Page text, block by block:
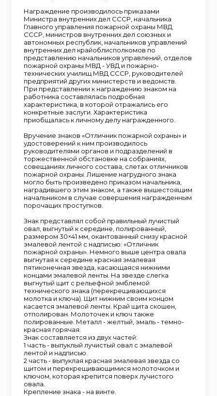
Награждение производилось приказами
Министра внутренних дел СССР, начальника
Главного управления пожарной охраны МВД
СССР, министров внутренних дел союзных и
автономных республик, начальников управлений
внутренних дел крайоблисполкомов по
представлению начальников управлений, отделов
пожарной охраны МВД - УВД и пожарно-
технических училищ МВД СССР, руководителей
предприятий других министерств и ведомств.
При представлении к награждению знаком на
работника составлялась подробная
характеристика, в которой отражались его
конкретные заслуги. Характеристика
приобщалась к личному делу награжденного.
Вручение знаков «Отличник пожарной охраны» и
удостоверений к ним производилось
руководителями органов и подразделений в
торжественной обстановке на собраниях,
совещаниях личного состава, слетах отличников
пожарной охраны. Лишение нагрудного знака
могло быть произведено приказом начальника,
наградившего этим знаком, а также вышестоящим
начальником в случае совершения награжденным
порочащих проступков.
Знак представлял собой правильный лучистый
овал, выгнутый к середине, полированный,
размером 30×41 мм, окантованный снизу красной
эмалевой лентой с надписью: «Отличник
пожарной охраны». Немного выше центра овала
выгнутая к середине красная эмалевая
пятиконечная звезда, касающаяся нижними
концами эмалевой ленты. На звезде слегка
выгнутый щит с рельефной эмблемой
технического знака (перекрещивающихся
молотка и ключа). Щит нижним своим концом
касается эмалевой ленты. Край щита скошен,
отполирован. Молоточек и ключ также
полированные. Металл - желтый, эмаль - темно-
красная горячая.
Знак составляется из двух частей:
1 часть - выпуклый лучистый овал с эмалевой
лентой и надписью.
2 часть - выпуклая красная эмалевая звезда со
щитом и перекрещивающимися молоточком и
ключом, которая крепится поверх лучистого
овала.
Крепление знака - на винте.